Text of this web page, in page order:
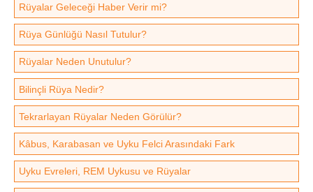
Rüyalar Geleceği Haber Verir mi?
Rüya Günlüğü Nasıl Tutulur?
Rüyalar Neden Unutulur?
Bilinçli Rüya Nedir?
Tekrarlayan Rüyalar Neden Görülür?
Kâbus, Karabasan ve Uyku Felci Arasındaki Fark
Uyku Evreleri, REM Uykusu ve Rüyalar